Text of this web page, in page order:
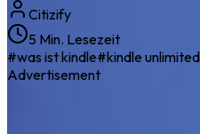
Citizify
5 Min. Lesezeit
#was ist kindle#kindle
Advertisement